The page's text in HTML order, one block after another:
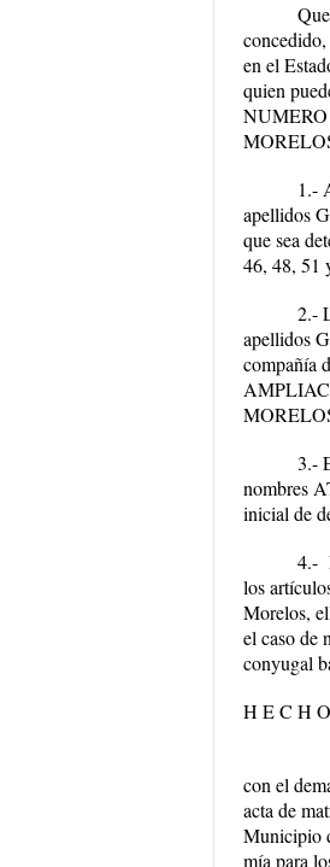
Que,
en el
quien
1.-
apellidos
que sea
46, 48, 51
2.- LA
apellidos
compañía
3.- EL
nombres
inicial de
4.-
los
Morelos,
el caso de
conyugal
H E C H
con el
acta de
Municipio
mía para